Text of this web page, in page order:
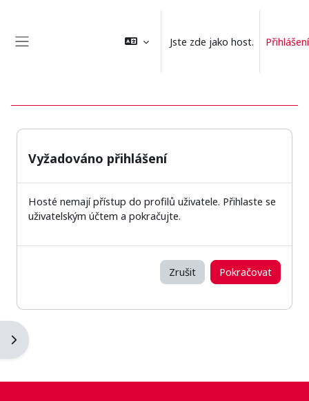
Jste zde jako host. Přihlášení
Otevřít panel bloku
Vyžadováno přihlášení
Hosté nemají přístup do profilů uživatele. Přihlaste se
uživatelským účtem a pokračujte.
Zrušit Pokračovat